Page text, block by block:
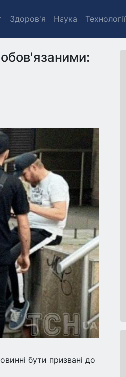
Здоров'я Наука Технології
бути призвані до